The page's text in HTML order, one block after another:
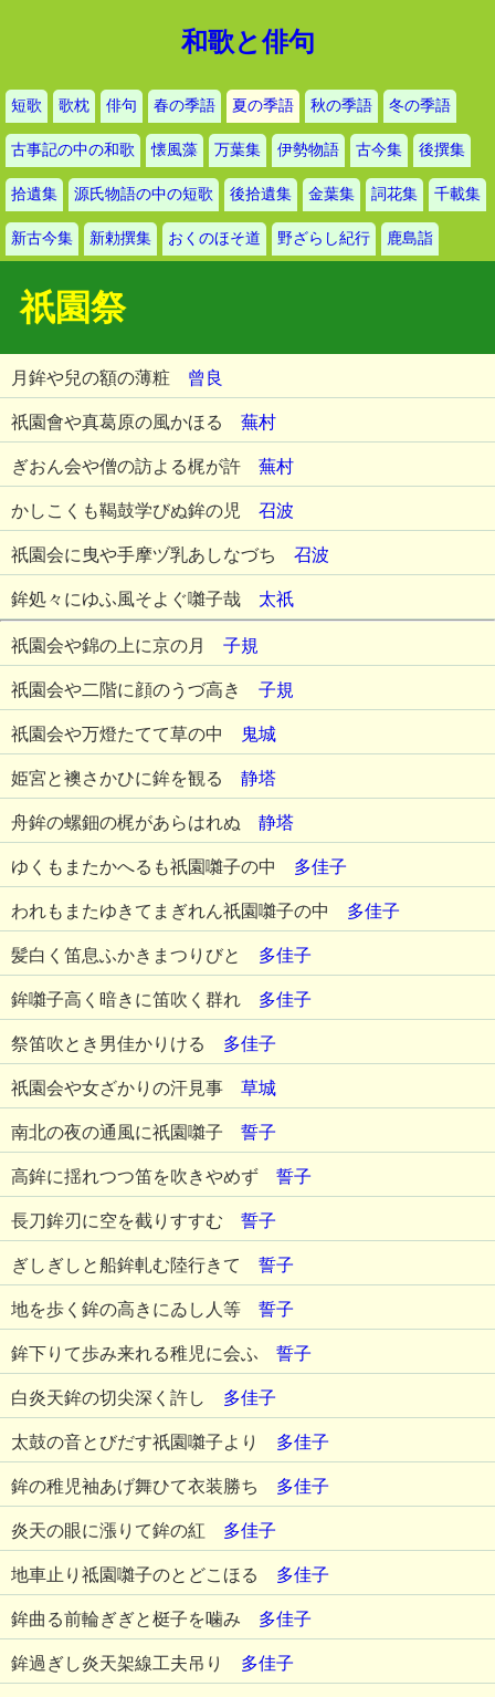
和歌と俳句
短歌 歌枕 俳句 春の季語 夏の季語 秋の季語 冬の季語
古事記の中の和歌 懐風藻 万葉集 伊勢物語 古今集 後撰集
拾遺集 源氏物語の中の短歌 後拾遺集 金葉集 詞花集 千載集
新古今集 新勅撰集 おくのほそ道 野ざらし紀行 鹿島詣
祇園祭
月鉾や兒の額の薄粧 曾良
祇園會や真葛原の風かほる 蕪村
ぎおん会や僧の訪よる梶が許 蕪村
かしこくも鞨鼓学びぬ鉾の児 召波
祇園会に曳や手摩ヅ乳あしなづち 召波
鉾処々にゆふ風そよぐ囃子哉 太祇
祇園会や錦の上に京の月 子規
祇園会や二階に顔のうづ高き 子規
祇園会や万燈たてて草の中 鬼城
姫宮と襖さかひに鉾を観る 静塔
舟鉾の螺鈿の梶があらはれぬ 静塔
ゆくもまたかへるも祇園囃子の中 多佳子
われもまたゆきてまぎれん祇園囃子の中 多佳子
髪白く笛息ふかきまつりびと 多佳子
鉾囃子高く暗きに笛吹く群れ 多佳子
祭笛吹とき男佳かりける 多佳子
祇園会や女ざかりの汗見事 草城
南北の夜の通風に祇園囃子 誓子
高鉾に揺れつつ笛を吹きやめず 誓子
長刀鉾刃に空を截りすすむ 誓子
ぎしぎしと船鉾軋む陸行きて 誓子
地を歩く鉾の高きにゐし人等 誓子
鉾下りて歩み来れる稚児に会ふ 誓子
白炎天鉾の切尖深く許し 多佳子
太鼓の音とびだす祇園囃子より 多佳子
鉾の稚児袖あげ舞ひて衣装勝ち 多佳子
炎天の眼に漲りて鉾の紅 多佳子
地車止り祗園囃子のとどこほる 多佳子
鉾曲る前輪ぎぎと梃子を噛み 多佳子
鉾過ぎし炎天架線工夫吊り 多佳子